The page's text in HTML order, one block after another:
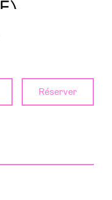
Réserver